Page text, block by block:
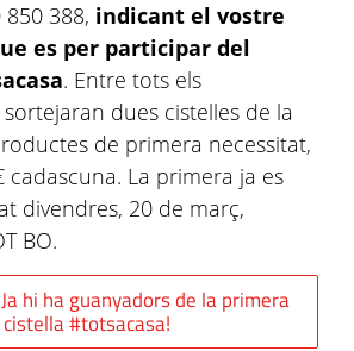
388, indicant el vostre
es per participar del
. Entre tots els
dues cistelles de la
de primera necessitat,
cadascuna. La primera ja es
divendres, 20 de març,
BO.
Ja hi ha guanyadors de la primera
cistella #totsacasa!